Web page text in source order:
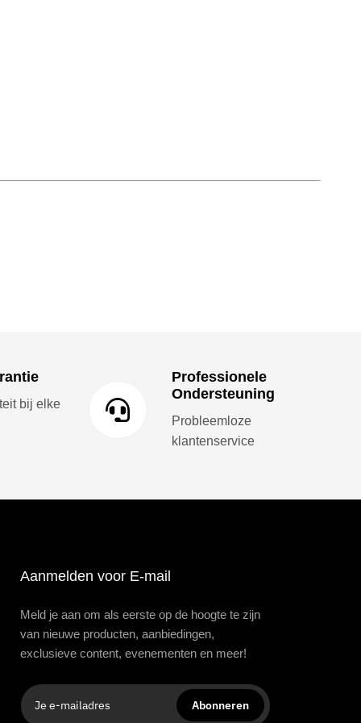
bij elke
Professionele
Ondersteuning
Probleemloze
klantenservice
Aanmelden voor E-mail
Meld je aan om als eerste op de hoogte te zijn
van nieuwe producten, aanbiedingen,
exclusieve content, evenementen en meer!